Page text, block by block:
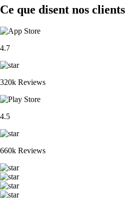
Ce que disent nos clients
4.7
320k Reviews
4.5
660k Reviews